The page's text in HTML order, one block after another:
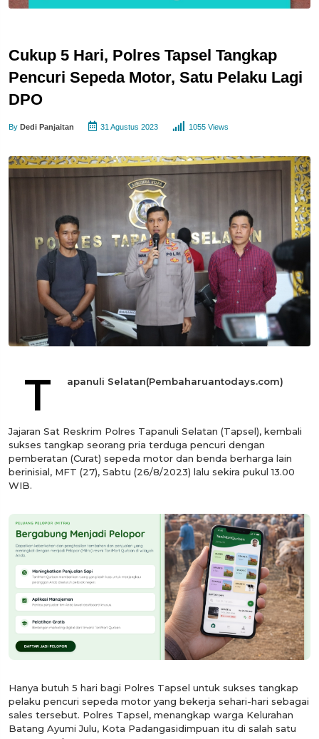
Cukup 5 Hari, Polres Tapsel Tangkap
Pencuri Sepeda Motor, Satu Pelaku Lagi
DPO
By Dedi Panjaitan 31 Agustus 2023 1055 Views
T apanuli Selatan(Pembaharuantodays.com)
Jajaran Sat Reskrim Polres Tapanuli Selatan (Tapsel), kembali
sukses tangkap seorang pria terduga pencuri dengan
pemberatan (Curat) sepeda motor dan benda berharga lain
berinisial, MFT (27), Sabtu (26/8/2023) lalu sekira pukul 13.00
WIB.
Hanya butuh 5 hari bagi Polres Tapsel untuk sukses tangkap
pelaku pencuri sepeda motor yang bekerja sehari-hari sebagai
sales tersebut. Polres Tapsel, menangkap warga Kelurahan
Batang Ayumi Julu, Kota Padangasidimpuan itu di salah satu